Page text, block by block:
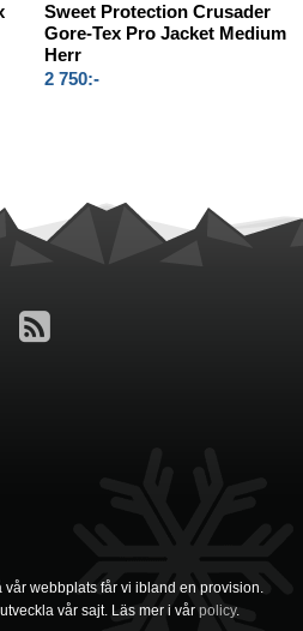
Sweet Protection Crusader
Gore-Tex Pro Jacket Medium
Herr
2 750:-
vår webbplats får vi ibland en provision.
vår sajt. Läs mer i vår policy.